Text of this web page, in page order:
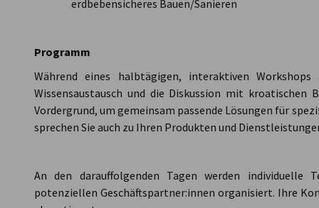
erdbebensicheres Bauen/Sanieren
Programm
Während eines halbtägigen, interaktiven Workshops
Wissensaustausch und die Diskussion mit kroatischen
Vordergrund, um gemeinsam passende Lösungen für
sprechen Sie auch zu Ihren Produkten und
An den darauffolgenden Tagen werden individuelle
potenziellen Geschäftspartner:innen organisiert. Ihre